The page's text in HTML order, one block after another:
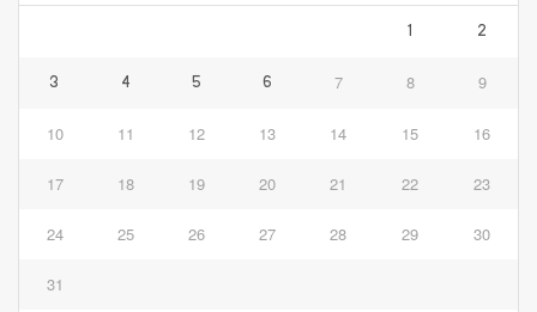
1 2
3 4 5 6 7 8 9
10 11 12 13 14 15 16
17 18 19 20 21 22 23
24 25 26 27 28 29 30
31